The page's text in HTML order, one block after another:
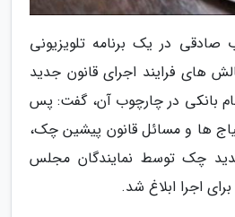
صادقی در یک برنامه تلویزیونی
های فرایند اجرای قانون جدید
بانکی در چارچوب آن، گفت: پس
ها و مسائل قانون پیشین چک،
قانون جدید چک توسط نمایندگان مجلس
اجرا ابلاغ شد.